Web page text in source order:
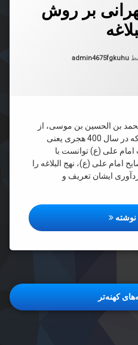
بر روش
شده در 2023-07-17
admin4675fgkuhu
بن الحسین بن موسی، از
فقیهان برجسته‌ی شیعه است که در سال 400 هجری یعنی
امام علی (ع) توانست با
امام علی (ع)، نهج البلاغه را
ایشان تعریف و
نوشتهنقد آیت الله طهرانی بر روش
کهنه‌تر